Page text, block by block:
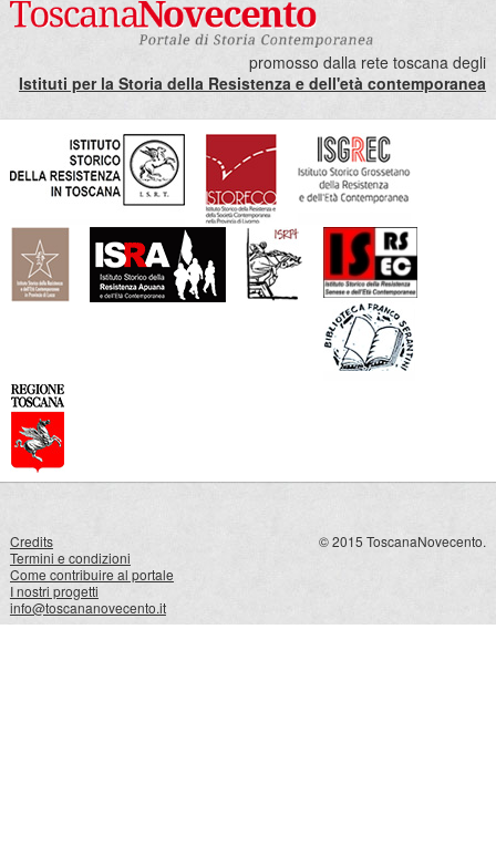
promosso dalla rete toscana degli
Istituti per la Storia della Resistenza e dell'età contemporanea
Credits
Termini e condizioni
Come contribuire al portale
I nostri progetti
info@toscananovecento.it
© 2015 ToscanaNovecento.